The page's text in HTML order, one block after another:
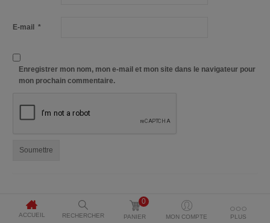
E-mail *
Enregistrer mon nom, mon e-mail et mon site dans le navigateur pour
mon prochain commentaire.
ACCUEIL RECHERCHER
0
PANIER MON COMPTE PLUS